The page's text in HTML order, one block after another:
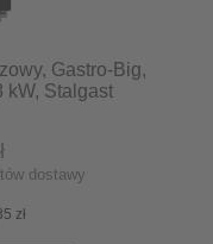
Gastro-Big,
kW, Stalgast
dostawy
zł